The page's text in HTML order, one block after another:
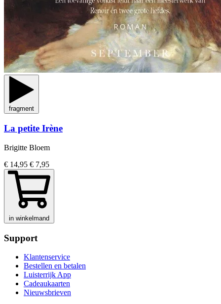
fragment
La petite Irène
Brigitte Bloem
€ 14,95 € 7,95
in winkelmand
Support
Klantenservice
Bestellen en betalen
Luisterrijk App
Cadeaukaarten
Nieuwsbrieven